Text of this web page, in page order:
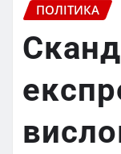
ПОЛІТИКА